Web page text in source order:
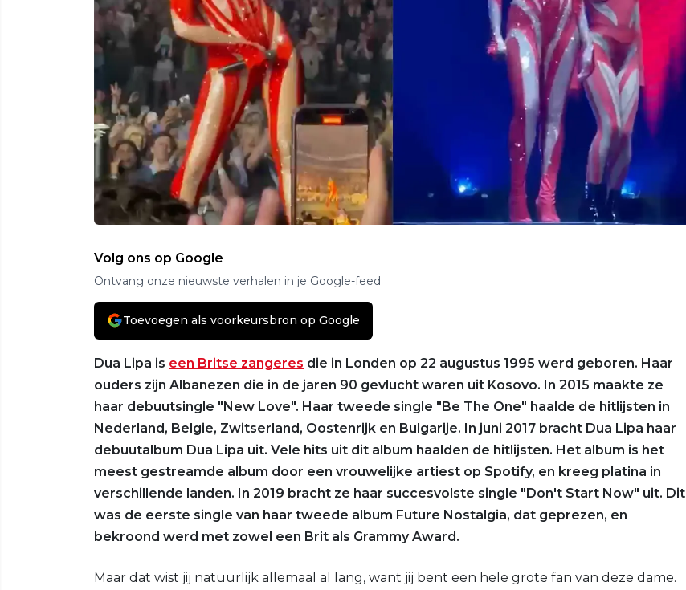
Volg ons op Google
Ontvang onze nieuwste verhalen in je Google-feed
Toevoegen als voorkeursbron op Google
Dua Lipa is een Britse zangeres die in Londen op 22 augustus 1995 werd geboren. Haar
ouders zijn Albanezen die in de jaren 90 gevlucht waren uit Kosovo. In 2015 maakte ze
haar debuutsingle "New Love". Haar tweede single "Be The One" haalde de hitlijsten in
Nederland, Belgie, Zwitserland, Oostenrijk en Bulgarije. In juni 2017 bracht Dua Lipa haar
debuutalbum Dua Lipa uit. Vele hits uit dit album haalden de hitlijsten. Het album is het
meest gestreamde album door een vrouwelijke artiest op Spotify, en kreeg platina in
verschillende landen. In 2019 bracht ze haar succesvolste single "Don't Start Now" uit. Dit
was de eerste single van haar tweede album Future Nostalgia, dat geprezen, en
bekroond werd met zowel een Brit als Grammy Award.
Maar dat wist jij natuurlijk allemaal al lang, want jij bent een hele grote fan van deze dame.